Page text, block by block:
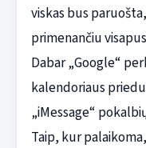
viskas bus
primenančiu
Dabar „Google“
kalendoriaus
„iMessage“
Taip, kur